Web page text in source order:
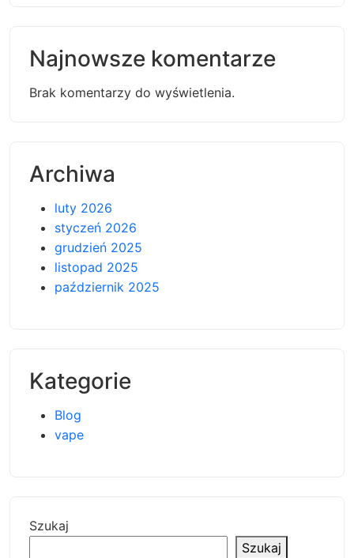
Najnowsze komentarze
Brak komentarzy do wyświetlenia.
Archiwa
luty 2026
styczeń 2026
grudzień 2025
listopad 2025
październik 2025
Kategorie
Blog
vape
Szukaj
Szukaj